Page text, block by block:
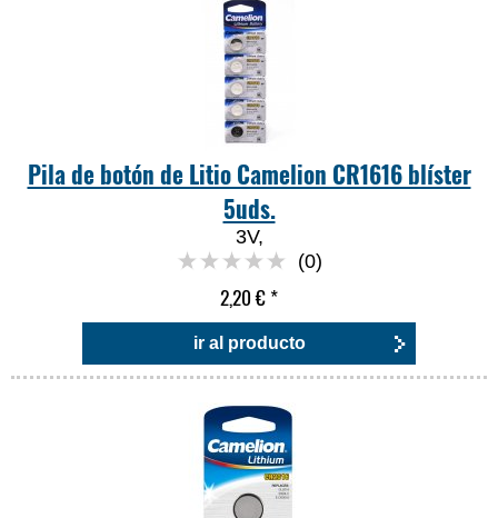
Pila de botón de Litio Camelion CR1616 blíster
5uds.
3V,
(0)
2,20 €*
ir al producto